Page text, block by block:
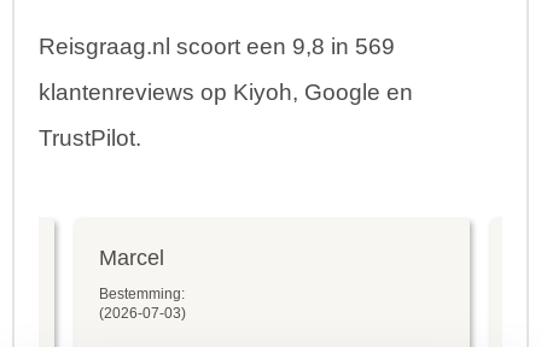
Reisgraag.nl scoort een 9,8 in 569
klantenreviews op Kiyoh, Google en
TrustPilot.
Marcel
Bestemming:
(2026-07-03)